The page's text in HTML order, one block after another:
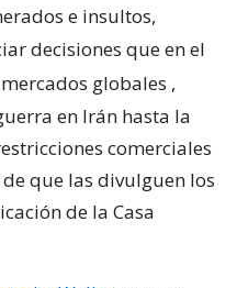
e insultos,
decisiones que en el
globales ,
en Irán hasta la
comerciales
de que las divulguen los
de la Casa